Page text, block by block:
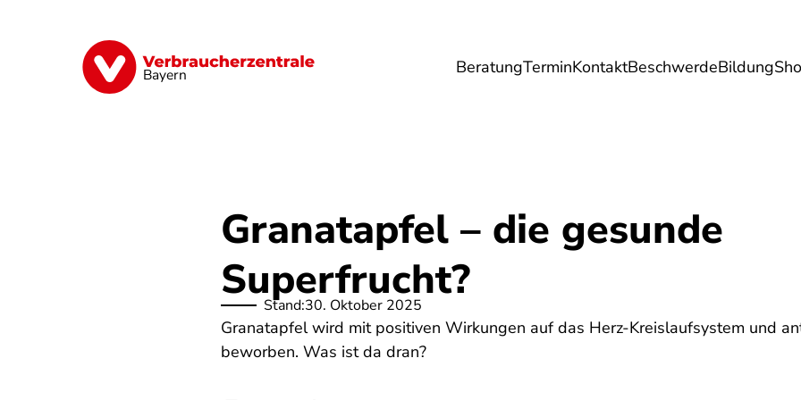
Bayern BeratungTerminKontaktBeschwerdeBildung
Finanzen Digitales Lebensmittel Umwelt Gesundheit Energie
Granatapfel – die gesunde
Superfrucht?
Stand:30. Oktober 2025
Granatapfel wird mit positiven Wirkungen auf das Herz-Kreislaufsystem und
beworben. Was ist da dran?